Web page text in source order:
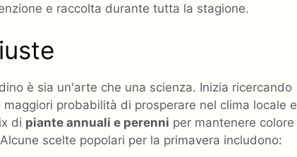
e raccolta durante tutta la stagione.
è sia un'arte che una scienza. Inizia ricercando
probabilità di prosperare nel clima locale e
di piante annuali e perenni per mantenere colore
scelte popolari per la primavera includono: